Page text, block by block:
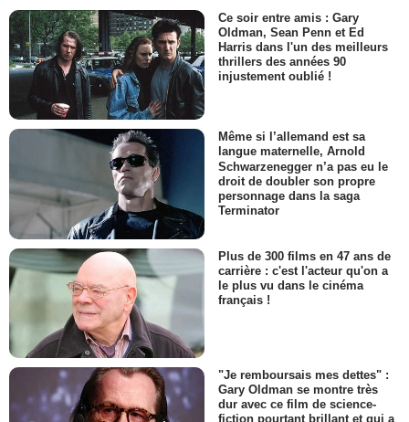
Ce soir entre amis : Gary
Oldman, Sean Penn et Ed
Harris dans l'un des meilleurs
thrillers des années 90
injustement oublié !
Même si l’allemand est sa
langue maternelle, Arnold
Schwarzenegger n’a pas eu le
droit de doubler son propre
personnage dans la saga
Terminator
Plus de 300 films en 47 ans de
carrière : c'est l'acteur qu'on a
le plus vu dans le cinéma
français !
"Je remboursais mes dettes" :
Gary Oldman se montre très
dur avec ce film de science-
fiction pourtant brillant et qui a